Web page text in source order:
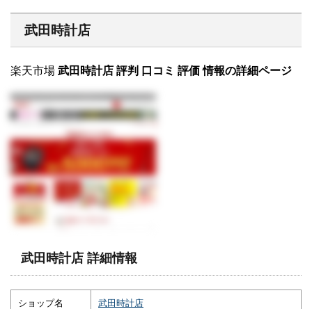
武田時計店
楽天市場 武田時計店 評判 口コミ 評価 情報の詳細ページ
武田時計店 詳細情報
ショップ名 武田時計店